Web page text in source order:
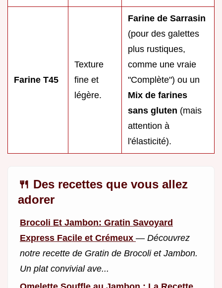
Farine T45
Texture
fine et
légère.
Farine de Sarrasin
(pour des galettes
plus rustiques,
comme une vraie
"Complète") ou un
Mix de farines
sans gluten (mais
attention à
l'élasticité).
🍴 Des recettes que vous allez
adorer
Brocoli Et Jambon: Gratin Savoyard
Express Facile et Crémeux — Découvrez
notre recette de Gratin de Brocoli et Jambon.
Un plat convivial ave...